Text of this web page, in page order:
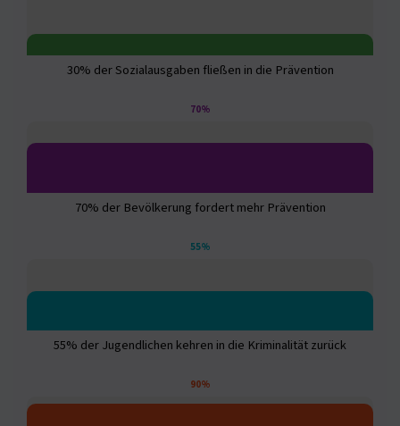
30% der Sozialausgaben fließen in die Prävention
70%
70% der Bevölkerung fordert mehr Prävention
55%
55% der Jugendlichen kehren in die Kriminalität zurück
90%